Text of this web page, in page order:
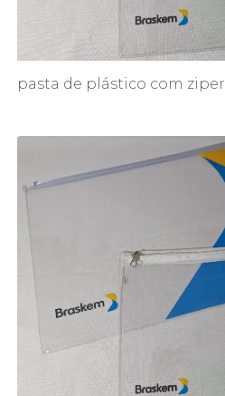
pasta de plástico com ziper